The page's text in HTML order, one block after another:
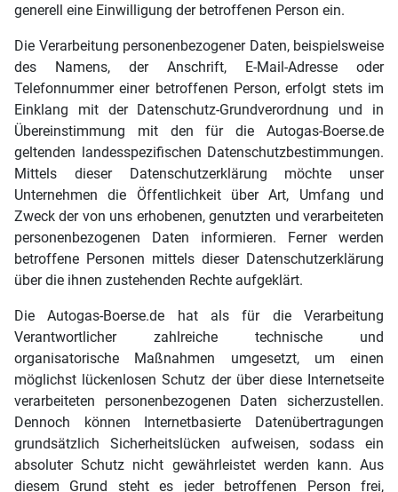
generell eine Einwilligung der betroffenen Person ein.
Die Verarbeitung personenbezogener Daten, beispielsweise
des Namens, der Anschrift, E-Mail-Adresse oder
Telefonnummer einer betroffenen Person, erfolgt stets im
Einklang mit der Datenschutz-Grundverordnung und in
Übereinstimmung mit den für die Autogas-Boerse.de
geltenden landesspezifischen Datenschutzbestimmungen.
Mittels dieser Datenschutzerklärung möchte unser
Unternehmen die Öffentlichkeit über Art, Umfang und
Zweck der von uns erhobenen, genutzten und verarbeiteten
personenbezogenen Daten informieren. Ferner werden
betroffene Personen mittels dieser Datenschutzerklärung
über die ihnen zustehenden Rechte aufgeklärt.
Die Autogas-Boerse.de hat als für die Verarbeitung
Verantwortlicher zahlreiche technische und
organisatorische Maßnahmen umgesetzt, um einen
möglichst lückenlosen Schutz der über diese Internetseite
verarbeiteten personenbezogenen Daten sicherzustellen.
Dennoch können Internetbasierte Datenübertragungen
grundsätzlich Sicherheitslücken aufweisen, sodass ein
absoluter Schutz nicht gewährleistet werden kann. Aus
diesem Grund steht es jeder betroffenen Person frei,